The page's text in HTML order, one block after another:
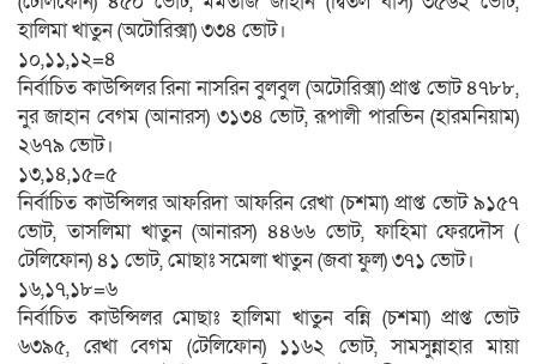
হালিমা খাতুন (অটোরিক্সা) ৩৩৪ ভোট।
১০,১১,১২=৪
নির্বাচিত কাউন্সিলর রিনা নাসরিন বুলবুল (অটোরিক্সা) প্রাপ্ত ভোট ৪৭৮৮,
নুর জাহান বেগম (আনারস) ৩১৩৪ ভোট, রূপালী পারভিন (হারমনিয়াম)
২৬৭৯ ভোট।
১৩,১৪,১৫=৫
নির্বাচিত কাউন্সিলর আফরিদা আফরিন রেখা (চশমা) প্রাপ্ত ভোট ৯১৫৭
ভোট, তাসলিমা খাতুন (আনারস) ৪৪৬৬ ভোট, ফাহিমা ফেরদৌস (
টেলিফোন) ৪১ ভোট, মোছাঃ সমেলা খাতুন (জবা ফুল) ৩৭১ ভোট।
১৬,১৭,১৮=৬
নির্বাচিত কাউন্সিলর মোছাঃ হালিমা খাতুন বন্নি (চশমা) প্রাপ্ত ভোট
৬৩৯৫, রেখা বেগম (টেলিফোন) ১১৬২ ভোট, সামসুন্নাহার মায়া